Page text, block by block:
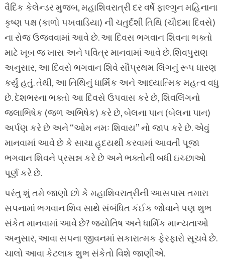
વૈદિક કેલેન્ડર મુજબ, મહાશિવરાત્રી દર વર્ષે ફાલ્ગુન મહિનાના
કૃષ્ણ પક્ષ (કાળો પખવાડિયા) ની ચતુર્દશી તિથિ (ચૌદમા દિવસે)
ના રોજ ઉજવવામાં આવે છે. આ દિવસ ભગવાન શિવના ભક્તો
માટે ખૂબ જ ખાસ અને પવિત્ર માનવામાં આવે છે. શિવપુરાણ
અનુસાર, આ દિવસે ભગવાન શિવે સૌપ્રથમ લિંગનું રૂપ ધારણ
કર્યું હતું. તેથી, આ તિથિનું ધાર્મિક અને આધ્યાત્મિક મહત્વ વધુ
છે. દેશભરના ભક્તો આ દિવસે ઉપવાસ કરે છે, શિવલિંગનો
જલાભિષેક (જળ અભિષેક) કરે છે, બેલના પાન (બેલના પાન)
અર્પણ કરે છે અને “ઓમ નમઃ શિવાય” નો જાપ કરે છે. એવું
માનવામાં આવે છે કે સાચા હૃદયથી કરવામાં આવતી પૂજા
ભગવાન શિવને પ્રસન્ન કરે છે અને ભક્તોની બધી ઇચ્છાઓ
પૂર્ણ કરે છે.
પરંતુ શું તમે જાણો છો કે મહાશિવરાત્રીની આસપાસ તમારા
સપનામાં ભગવાન શિવ સાથે સંબંધિત કંઈક જોવાને પણ શુભ
સંકેત માનવામાં આવે છે? જ્યોતિષ અને ધાર્મિક માન્યતાઓ
અનુસાર, આવા સપના જીવનમાં સકારાત્મક ફેરફારો સૂચવે છે.
ચાલો આવા કેટલાક શુભ સંકેતો વિશે જાણીએ.